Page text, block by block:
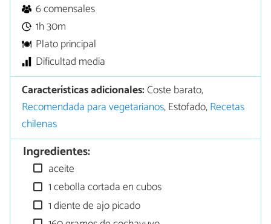
6 comensales
1h 30m
Plato principal
Dificultad media
Características adicionales:Coste barato,
Recomendada para vegetarianos, Estofado,Recetas
chilenas
Ingredientes:
aceite
1 cebolla cortada en cubos
1 diente de ajo picado